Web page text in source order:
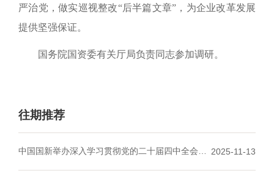
严治党，做实巡视整改“后半篇文章”，为企业改革发展
提供坚强保证。
国务院国资委有关厅局负责同志参加调研。
往期推荐
中国国新举办深入学习贯彻党的二十届四中全会精
2025-11-13